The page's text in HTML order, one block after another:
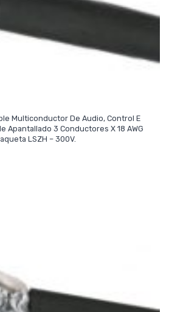
Multiconductor De Audio, Control E
Apantallado 3 Conductores X 18 AWG
LSZH – 300V.
Read More